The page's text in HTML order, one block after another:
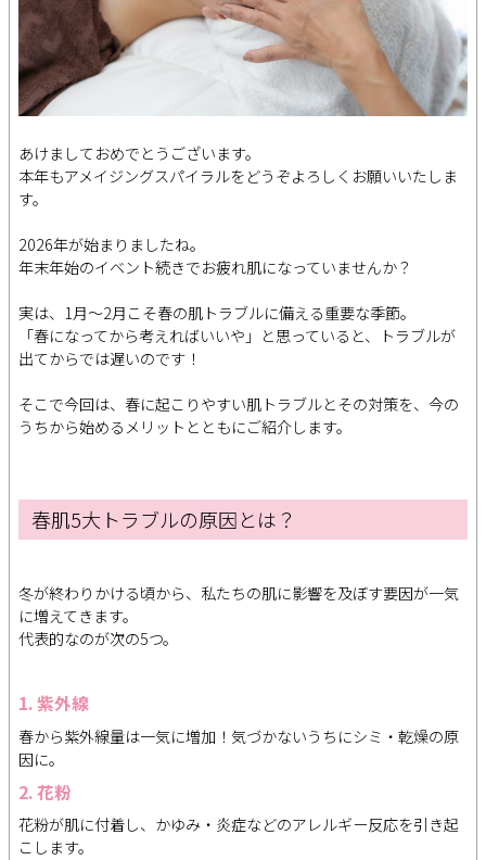
あけましておめでとうございます。
本年もアメイジングスパイラルをどうぞよろしくお願いいたしま
す。
2026年が始まりましたね。
年末年始のイベント続きでお疲れ肌になっていませんか？
実は、1月〜2月こそ春の肌トラブルに備える重要な季節。
「春になってから考えればいいや」と思っていると、トラブルが
出てからでは遅いのです！
そこで今回は、春に起こりやすい肌トラブルとその対策を、今の
うちから始めるメリットとともにご紹介します。
春肌5大トラブルの原因とは？
冬が終わりかける頃から、私たちの肌に影響を及ぼす要因が一気
に増えてきます。
代表的なのが次の5つ。
1. 紫外線
春から紫外線量は一気に増加！気づかないうちにシミ・乾燥の原
因に。
2. 花粉
花粉が肌に付着し、かゆみ・炎症などのアレルギー反応を引き起
こします。